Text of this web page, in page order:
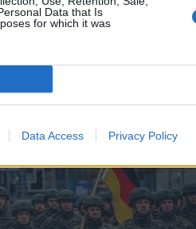
Data that Is
for which it was
Data Access Privacy Policy